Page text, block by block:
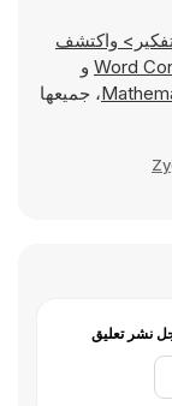
تفكير> واكتشف
Word و
، جميعها
نشر تعليق